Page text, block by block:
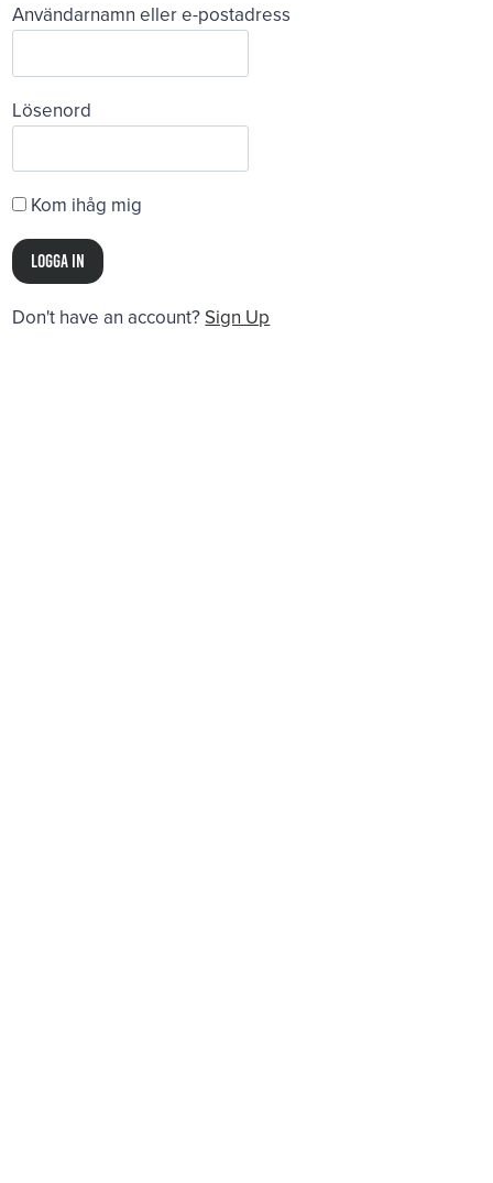
Användarnamn eller e-postadress
Lösenord
Kom ihåg mig
Don't have an account? Sign Up